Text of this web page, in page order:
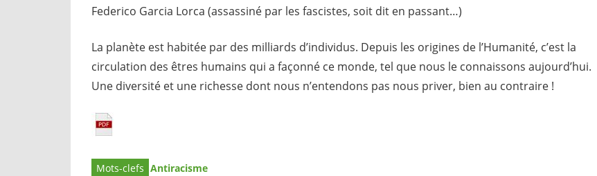
Federico Garcia Lorca (assassiné par les fascistes, soit dit en passant…)
La planète est habitée par des milliards d’individus. Depuis les origines de l’Humanité, c’est la
circulation des êtres humains qui a façonné ce monde, tel que nous le connaissons aujourd’hui.
Une diversité et une richesse dont nous n’entendons pas nous priver, bien au contraire !
Antiracisme